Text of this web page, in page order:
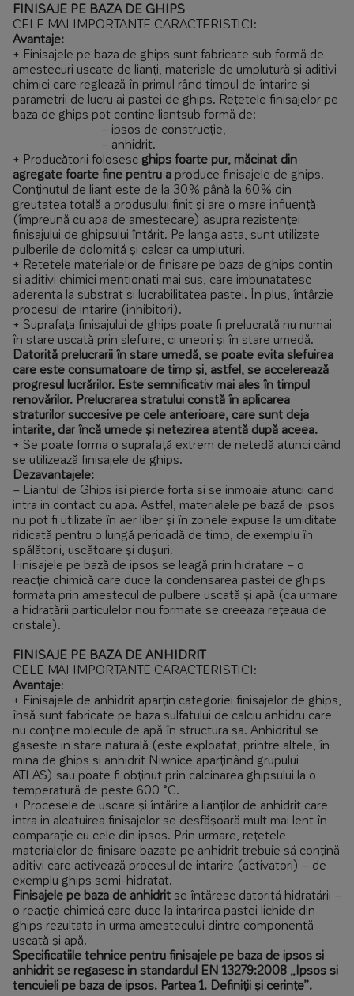
FINISAJE PE BAZA DE GHIPS
CELE MAI IMPORTANTE CARACTERISTICI:
Avantaje:
+ Finisajele pe baza de ghips sunt fabricate sub formă de
amestecuri uscate de lianți, materiale de umplutură și aditivi
chimici care reglează în primul rând timpul de întarire și
parametrii de lucru ai pastei de ghips. Rețetele finisajelor pe
baza de ghips pot conține liantsub formă de:
– ipsos de construcție,
– anhidrit.
+ Producătorii folosesc ghips foarte pur, măcinat din
agregate foarte fine pentru a produce finisajele de ghips.
Conținutul de liant este de la 30% până la 60% din
greutatea totală a produsului finit și are o mare influență
(împreună cu apa de amestecare) asupra rezistenței
finisajului de ghipsului întărit. Pe langa asta, sunt utilizate
pulberile de dolomită și calcar ca umpluturi.
+ Retetele materialelor de finisare pe baza de ghips contin
si aditivi chimici mentionati mai sus, care imbunatatesc
aderenta la substrat si lucrabilitatea pastei. În plus, întârzie
procesul de intarire (inhibitori).
+ Suprafața finisajului de ghips poate fi prelucrată nu numai
în stare uscată prin slefuire, ci uneori și în stare umedă.
Datorită prelucrarii în stare umedă, se poate evita slefuirea
care este consumatoare de timp și, astfel, se accelerează
progresul lucrărilor. Este semnificativ mai ales în timpul
renovărilor. Prelucrarea stratului constă în aplicarea
straturilor succesive pe cele anterioare, care sunt deja
intarite, dar încă umede și netezirea atentă după aceea.
+ Se poate forma o suprafață extrem de netedă atunci când
se utilizează finisajele de ghips.
Dezavantajele:
– Liantul de Ghips isi pierde forta si se inmoaie atunci cand
intra in contact cu apa. Astfel, materialele pe bază de ipsos
nu pot fi utilizate în aer liber și în zonele expuse la umiditate
ridicată pentru o lungă perioadă de timp, de exemplu în
spălătorii, uscătoare și dușuri.
Finisajele pe bază de ipsos se leagă prin hidratare – o
reacție chimică care duce la condensarea pastei de ghips
formata prin amestecul de pulbere uscată și apă (ca urmare
a hidratării particulelor nou formate se creeaza rețeaua de
cristale).
FINISAJE PE BAZA DE ANHIDRIT
CELE MAI IMPORTANTE CARACTERISTICI:
Avantaje:
+ Finisajele de anhidrit aparțin categoriei finisajelor de ghips,
însă sunt fabricate pe baza sulfatului de calciu anhidru care
nu conține molecule de apă în structura sa. Anhidritul se
gaseste in stare naturală (este exploatat, printre altele, în
mina de ghips si anhidrit Niwnice aparținând grupului
ATLAS) sau poate fi obținut prin calcinarea ghipsului la o
temperatură de peste 600 °C.
+ Procesele de uscare și întărire a lianților de anhidrit care
intra in alcatuirea finisajelor se desfășoară mult mai lent în
comparație cu cele din ipsos. Prin urmare, rețetele
materialelor de finisare bazate pe anhidrit trebuie să conțină
aditivi care activează procesul de intarire (activatori) – de
exemplu ghips semi-hidratat.
Finisajele pe baza de anhidrit se întăresc datorită hidratării –
o reacție chimică care duce la intarirea pastei lichide din
ghips rezultata in urma amestecului dintre componentă
uscată și apă.
Specificatiile tehnice pentru finisajele pe baza de ipsos si
anhidrit se regasesc in standardul EN 13279:2008 „Ipsos si
tencuieli pe baza de ipsos. Partea 1. Definiții și cerințe”.